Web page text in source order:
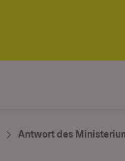
Antwort des